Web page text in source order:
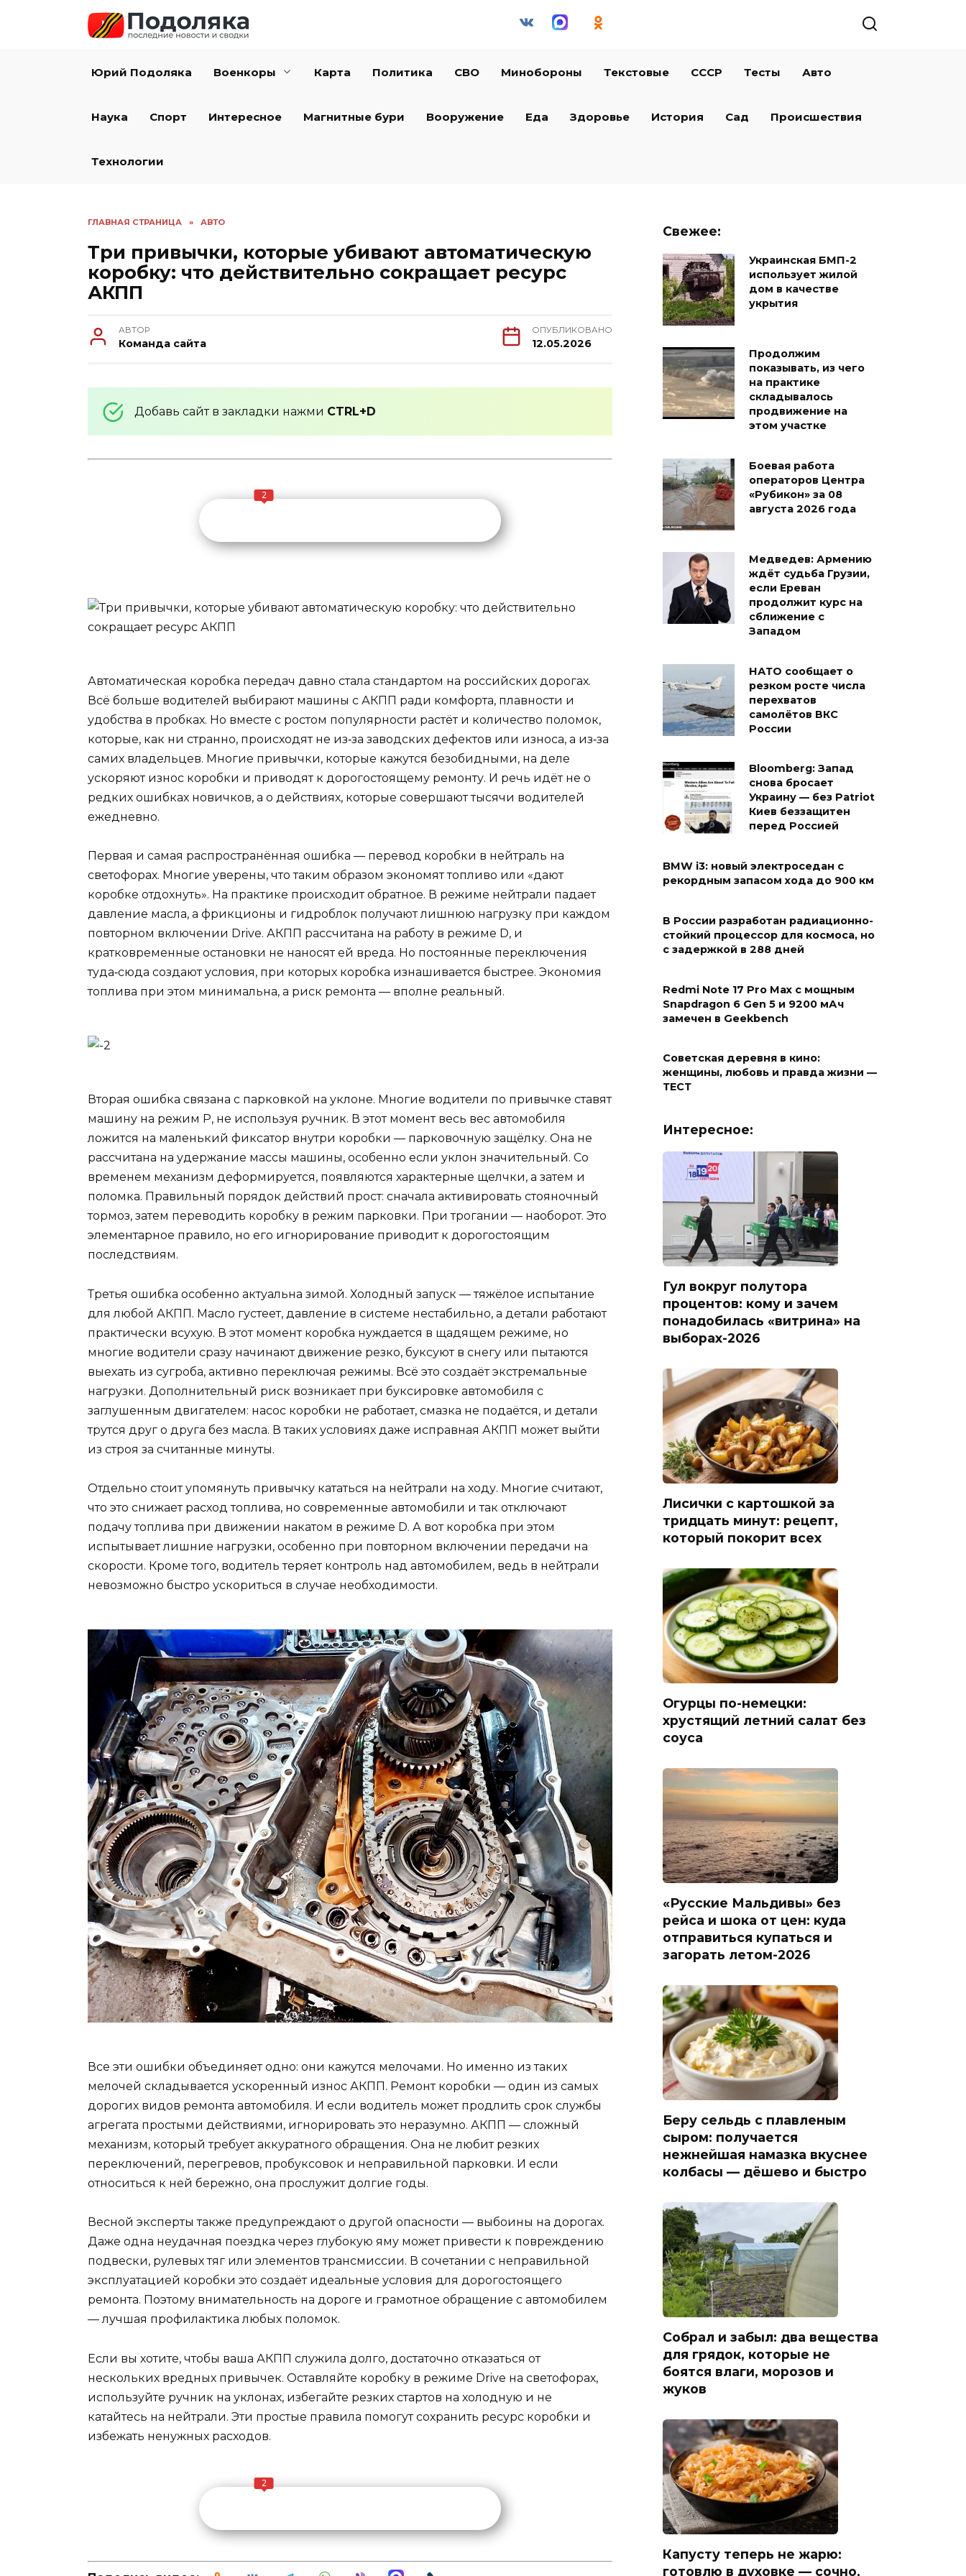
Юрий Подоляка Военкоры Карта Политика СВО Минобороны Текстовые СССР Тесты Авто
Наука Спорт Интересное Магнитные бури Вооружение Еда Здоровье История Сад Происшествия
Технологии
ГЛАВНАЯ СТРАНИЦА » АВТО
Три привычки, которые убивают автоматическую
коробку: что действительно сокращает ресурс
АКПП
АВТОР
Команда сайта
ОПУБЛИКОВАНО
12.05.2026
Добавь сайт в закладки нажми CTRL+D
2
Автоматическая коробка передач давно стала стандартом на российских дорогах.
Всё больше водителей выбирают машины с АКПП ради комфорта, плавности и
удобства в пробках. Но вместе с ростом популярности растёт и количество поломок,
которые, как ни странно, происходят не из‑за заводских дефектов или износа, а из‑за
самих владельцев. Многие привычки, которые кажутся безобидными, на деле
ускоряют износ коробки и приводят к дорогостоящему ремонту. И речь идёт не о
редких ошибках новичков, а о действиях, которые совершают тысячи водителей
ежедневно.
Первая и самая распространённая ошибка — перевод коробки в нейтраль на
светофорах. Многие уверены, что таким образом экономят топливо или «дают
коробке отдохнуть». На практике происходит обратное. В режиме нейтрали падает
давление масла, а фрикционы и гидроблок получают лишнюю нагрузку при каждом
повторном включении Drive. АКПП рассчитана на работу в режиме D, и
кратковременные остановки не наносят ей вреда. Но постоянные переключения
туда‑сюда создают условия, при которых коробка изнашивается быстрее. Экономия
топлива при этом минимальна, а риск ремонта — вполне реальный.
Вторая ошибка связана с парковкой на уклоне. Многие водители по привычке ставят
машину на режим P, не используя ручник. В этот момент весь вес автомобиля
ложится на маленький фиксатор внутри коробки — парковочную защёлку. Она не
рассчитана на удержание массы машины, особенно если уклон значительный. Со
временем механизм деформируется, появляются характерные щелчки, а затем и
поломка. Правильный порядок действий прост: сначала активировать стояночный
тормоз, затем переводить коробку в режим парковки. При трогании — наоборот. Это
элементарное правило, но его игнорирование приводит к дорогостоящим
последствиям.
Третья ошибка особенно актуальна зимой. Холодный запуск — тяжёлое испытание
для любой АКПП. Масло густеет, давление в системе нестабильно, а детали работают
практически всухую. В этот момент коробка нуждается в щадящем режиме, но
многие водители сразу начинают движение резко, буксуют в снегу или пытаются
выехать из сугроба, активно переключая режимы. Всё это создаёт экстремальные
нагрузки. Дополнительный риск возникает при буксировке автомобиля с
заглушенным двигателем: насос коробки не работает, смазка не подаётся, и детали
трутся друг о друга без масла. В таких условиях даже исправная АКПП может выйти
из строя за считанные минуты.
Отдельно стоит упомянуть привычку кататься на нейтрали на ходу. Многие считают,
что это снижает расход топлива, но современные автомобили и так отключают
подачу топлива при движении накатом в режиме D. А вот коробка при этом
испытывает лишние нагрузки, особенно при повторном включении передачи на
скорости. Кроме того, водитель теряет контроль над автомобилем, ведь в нейтрали
невозможно быстро ускориться в случае необходимости.
Все эти ошибки объединяет одно: они кажутся мелочами. Но именно из таких
мелочей складывается ускоренный износ АКПП. Ремонт коробки — один из самых
дорогих видов ремонта автомобиля. И если водитель может продлить срок службы
агрегата простыми действиями, игнорировать это неразумно. АКПП — сложный
механизм, который требует аккуратного обращения. Она не любит резких
переключений, перегревов, пробуксовок и неправильной парковки. И если
относиться к ней бережно, она прослужит долгие годы.
Весной эксперты также предупреждают о другой опасности — выбоины на дорогах.
Даже одна неудачная поездка через глубокую яму может привести к повреждению
подвески, рулевых тяг или элементов трансмиссии. В сочетании с неправильной
эксплуатацией коробки это создаёт идеальные условия для дорогостоящего
ремонта. Поэтому внимательность на дороге и грамотное обращение с автомобилем
— лучшая профилактика любых поломок.
Если вы хотите, чтобы ваша АКПП служила долго, достаточно отказаться от
нескольких вредных привычек. Оставляйте коробку в режиме Drive на светофорах,
используйте ручник на уклонах, избегайте резких стартов на холодную и не
катайтесь на нейтрали. Эти простые правила помогут сохранить ресурс коробки и
избежать ненужных расходов.
2
Свежее:
Украинская БМП-2
использует жилой
дом в качестве
укрытия
Продолжим
показывать, из чего
на практике
складывалось
продвижение на
этом участке
Боевая работа
операторов Центра
«Рубикон» за 08
августа 2026 года
Медведев: Армению
ждёт судьба Грузии,
если Ереван
продолжит курс на
сближение с
Западом
НАТО сообщает о
резком росте числа
перехватов
самолётов ВКС
России
Bloomberg: Запад
снова бросает
Украину — без Patriot
Киев беззащитен
перед Россией
BMW i3: новый электроседан с
рекордным запасом хода до 900 км
В России разработан радиационно-
стойкий процессор для космоса, но
с задержкой в 288 дней
Redmi Note 17 Pro Max с мощным
Snapdragon 6 Gen 5 и 9200 мАч
замечен в Geekbench
Советская деревня в кино:
женщины, любовь и правда жизни —
ТЕСТ
Интересное:
Гул вокруг полутора
процентов: кому и зачем
понадобилась «витрина» на
выборах-2026
Лисички с картошкой за
тридцать минут: рецепт,
который покорит всех
Огурцы по-немецки:
хрустящий летний салат без
соуса
«Русские Мальдивы» без
рейса и шока от цен: куда
отправиться купаться и
загорать летом-2026
Беру сельдь с плавленым
сыром: получается
нежнейшая намазка вкуснее
колбасы — дёшево и быстро
Собрал и забыл: два вещества
для грядок, которые не
боятся влаги, морозов и
жуков
Капусту теперь не жарю:
готовлю в духовке — сочно,